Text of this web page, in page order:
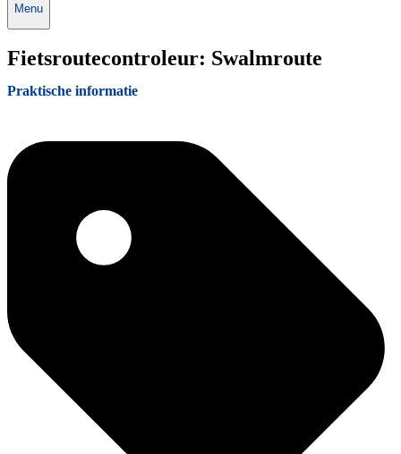
Menu
Fietsroutecontroleur: Swalmroute
Praktische informatie